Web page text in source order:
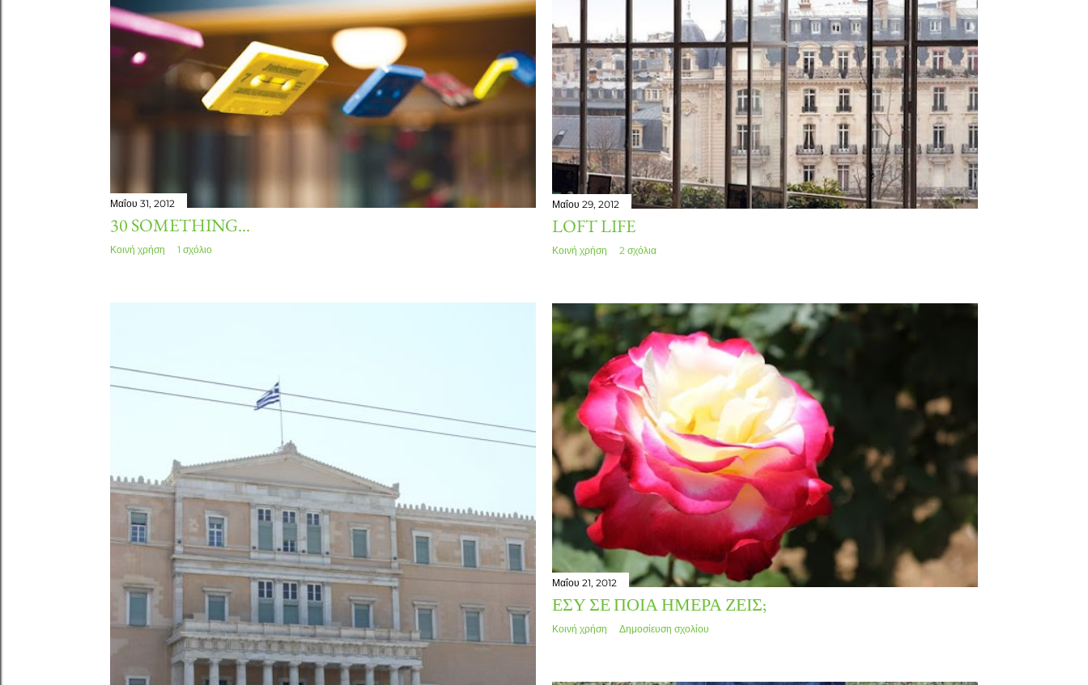
ή
ι
Μαΐου 31, 2012
30 SOMETHING...
Κοινή χρήση 1 σχόλιο
Μαΐου 29, 2012
LOFT LIFE
Κοινή χρήση 2 σχόλια
Μαΐου 21, 2012
ΕΣΎ ΣΕ ΠΟΙΑ ΗΜΈΡΑ ΖΕΙΣ;
Κοινή χρήση Δημοσίευση σχολίου